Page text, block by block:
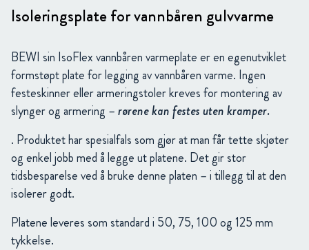
Isoleringsplate for vannbåren gulvvarme
BEWI sin IsoFlex vannbåren varmeplate er en egenutviklet
formstøpt plate for legging av vannbåren varme. Ingen
festeskinner eller armeringstoler kreves for montering av
slynger og armering –rørene kan festes uten kramper.
. Produktet har spesialfals som gjør at man får tette skjøter
og enkel jobb med å legge ut platene. Det gir stor
tidsbesparelse ved å bruke denne platen – i tillegg til at den
isolerer godt.
Platene leveres som standard i 50, 75, 100 og 125 mm
tykkelse.